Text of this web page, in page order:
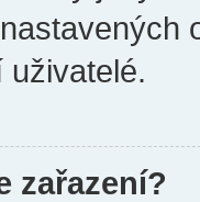
uživatelé.
zařazení?